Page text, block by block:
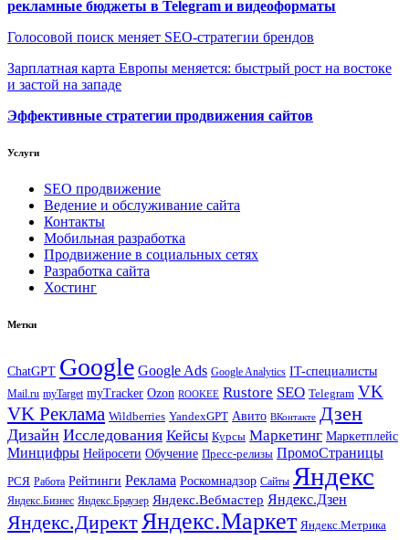
рекламные бюджеты в Telegram и видеоформаты
Голосовой поиск меняет SEO-стратегии брендов
Зарплатная карта Европы меняется: быстрый рост на востоке
и застой на западе
Эффективные стратегии продвижения сайтов
Услуги
SEO продвижение
Ведение и обслуживание сайта
Контакты
Мобильная разработка
Продвижение в социальных сетях
Разработка сайта
Хостинг
Метки
ChatGPT Google Google Ads Google Analytics IT-специалисты
Mail.ru myTarget myTracker Ozon ROOKEE Rustore SEO Telegram VK
VK Реклама Wildberries YandexGPT Авито ВКонтакте Дзен
Дизайн Исследования Кейсы Курсы Маркетинг Маркетплейс
Минцифры Нейросети Обучение Пресс-релизы ПромоСтраницы
РСЯ Работа Рейтинги Реклама Роскомнадзор Сайты Яндекс
Яндекс.Бизнес Яндекс.Браузер Яндекс.Вебмастер Яндекс.Дзен
Яндекс.ДиректЯндекс.Маркет Яндекс.Метрика